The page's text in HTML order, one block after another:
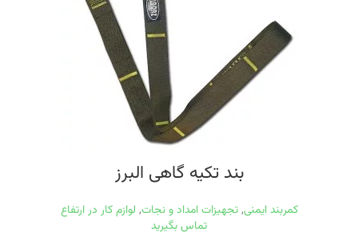
بند تکیه گاهی البرز
کمربند ایمنی, تجهیزات امداد و نجات, لوازم کار در ارتفاع
تماس بگیرید